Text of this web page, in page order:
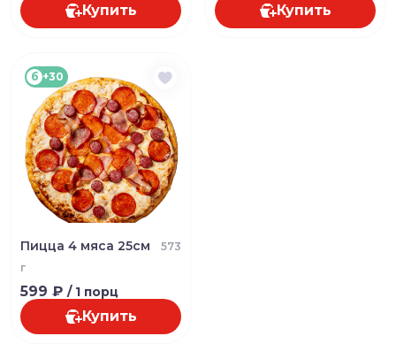
Купить Купить
б +30
Пицца 4 мяса 25см
573
г
599 ₽ / 1 порц
Купить